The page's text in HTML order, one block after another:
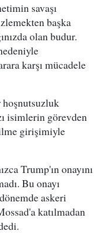
savaşı
başka
olan budur.
karşı mücadele
isimlerin görevden
girişimiyle
Trump'ın onayını
Bu onayı
askeri
katılmadan